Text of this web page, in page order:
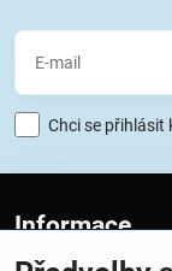
Chci se přihlásit
Informace